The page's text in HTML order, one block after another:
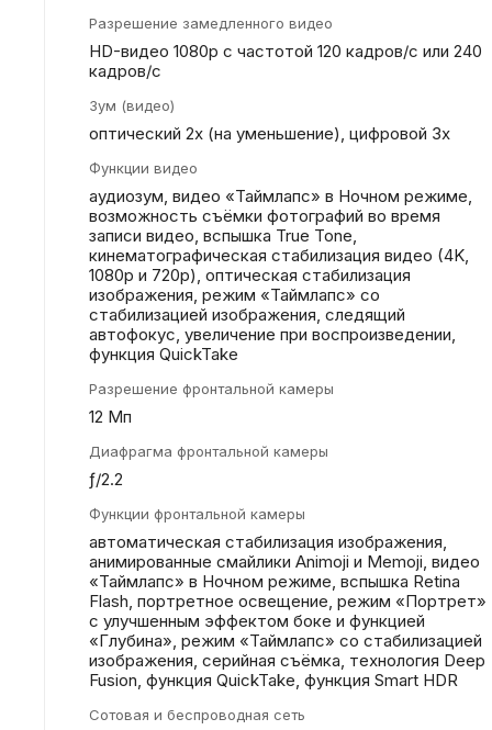
Разрешение замедленного видео
HD-видео 1080р c частотой 120 кадров/ с или 240
кадров/ с
Зум (видео)
оптический 2x (на уменьшение), цифровой 3х
Функции видео
аудиозум, видео «Таймлапс» в Ночном режиме,
возможность съёмки фотографий во время
записи видео, вспышка True Tone,
кинематографическая стабилизация видео (4K,
1080p и 720p), оптическая стабилизация
изображения, режим «Таймлапс» со
стабилизацией изображения, следящий
автофокус, увеличение при воспроизведении,
функция QuickTake
Разрешение фронтальной камеры
12 Мп
Диафрагма фронтальной камеры
ƒ/2.2
Функции фронтальной камеры
автоматическая стабилизация изображения,
анимированные смайлики Animoji и Memoji, видео
«Таймлапс» в Ночном режиме, вспышка Retina
Flash, портретное освещение, режим «Портрет»
с улучшенным эффектом боке и функцией
«Глубина», режим «Таймлапс» со стабилизацией
изображения, серийная съëмка, технология Deep
Fusion, функция QuickTake, функция Smart HDR
Сотовая и беспроводная сеть